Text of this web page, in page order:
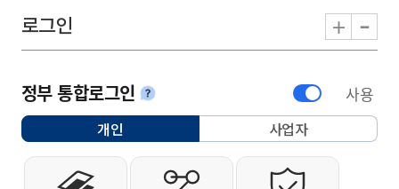
로그인 + -
정부 통합로그인안내 사용
개인선택됨 사업자
개인사용자 로그인